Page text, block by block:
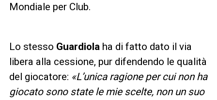
Mondiale per Club.
Lo stesso Guardiola ha di fatto dato il via
libera alla cessione, pur difendendo le qualità
del giocatore: «L’unica ragione per cui non ha
giocato sono state le mie scelte, non un suo